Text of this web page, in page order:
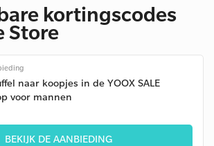
kortingscodes
Store
naar koopjes in de YOOX SALE
voor mannen
BEKIJK DE AANBIEDING